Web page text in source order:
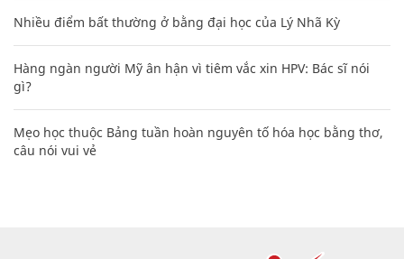
Nhiều điểm bất thường ở bằng đại học của Lý Nhã Kỳ
Hàng ngàn người Mỹ ân hận vì tiêm vắc xin HPV: Bác sĩ nói
gì?
Mẹo học thuộc Bảng tuần hoàn nguyên tố hóa học bằng thơ,
câu nói vui vẻ